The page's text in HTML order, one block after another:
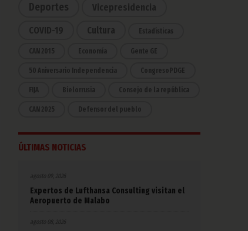
Deportes Vicepresidencia
COVID-19 Cultura Estadísticas
CAN 2015 Economía Gente GE
50 Aniversario Independencia CongresoPDGE
FIJA Bielorrusia Consejo de la república
CAN 2025 Defensor del pueblo
ÚLTIMAS NOTICIAS
agosto 09, 2026
Expertos de Lufthansa Consulting visitan el
Aeropuerto de Malabo
agosto 08, 2026